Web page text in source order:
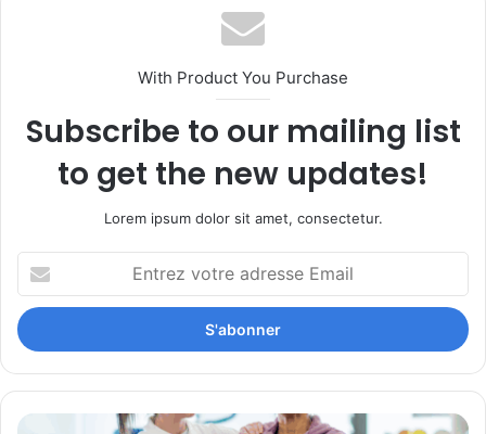
With Product You Purchase
Subscribe to our mailing list
to get the new updates!
Lorem ipsum dolor sit amet, consectetur.
votre
adresse
Email
La